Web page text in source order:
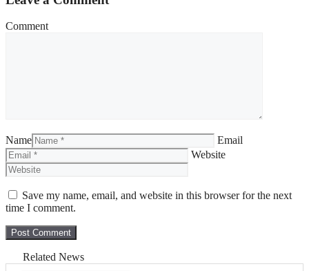
Comment
Name
Email
Website
Save my name, email, and website in this browser for the next
time I comment.
Related News